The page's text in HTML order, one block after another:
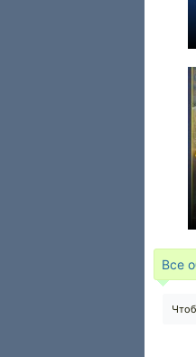
Все